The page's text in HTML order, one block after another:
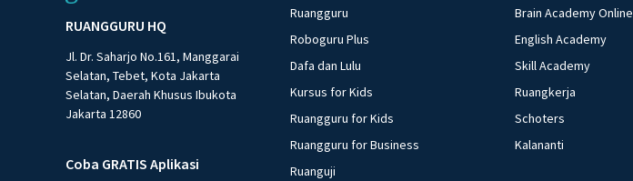
RUANGGURU HQ
Jl. Dr. Saharjo No.161, Manggarai
Selatan, Tebet, Kota Jakarta
Selatan, Daerah Khusus Ibukota
Jakarta 12860
Coba GRATIS Aplikasi
Ruangguru
Roboguru Plus
Dafa dan Lulu
Kursus for Kids
Ruangguru for Kids
Ruangguru for Business
Ruanguji
Brain Academy Online
English Academy
Skill Academy
Ruangkerja
Schoters
Kalananti